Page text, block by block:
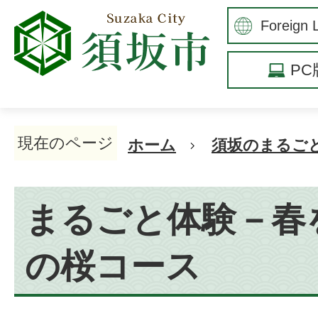
PC
現在のページ ホーム 須坂のまるご
まるごと体験－
の桜コース